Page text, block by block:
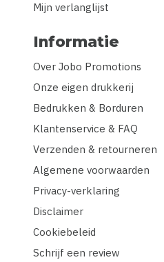
Mijn verlanglijst
Informatie
Over Jobo Promotions
Onze eigen drukkerij
Bedrukken & Borduren
Klantenservice & FAQ
Verzenden & retourneren
Algemene voorwaarden
Privacy-verklaring
Disclaimer
Cookiebeleid
Schrijf een review